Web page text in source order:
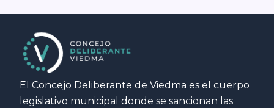
El Concejo Deliberante de Viedma es el cuerpo
legislativo municipal donde se sancionan las